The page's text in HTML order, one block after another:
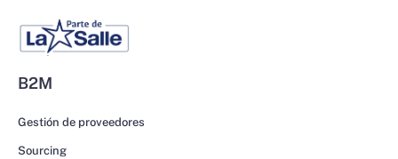
B2M
Gestión de proveedores
Sourcing